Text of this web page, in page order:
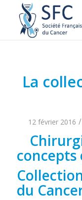
La
12 février 2016 /
du